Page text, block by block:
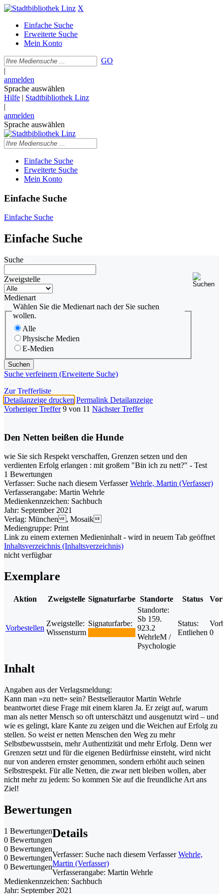
X
Einfache Suche
Erweiterte Suche
Mein Konto
GO
|
anmelden
Sprache auswählen
Hilfe | Stadtbibliothek Linz
|
anmelden
Sprache auswählen
Einfache Suche
Erweiterte Suche
Mein Konto
Einfache Suche
Einfache Suche
Einfache Suche
Suche
Zweigstelle
Medienart
Wählen Sie die Medienart nach der Sie suchen
wollen.
Alle
Physische Medien
E-Medien
Suche verfeinern (Erweiterte Suche)
Zur Trefferliste
Detailanzeige drucken Permalink Detailanzeige
Vorheriger Treffer 9 von 11 Nächster Treffer
Den Netten beißen die Hunde
wie Sie sich Respekt verschaffen, Grenzen setzen und den
verdienten Erfolg erlangen : mit großem "Bin ich zu nett?" - Test
1 Bewertungen
Verfasser: Suche nach diesem Verfasser Wehrle, Martin (Verfasser)
Verfasserangabe: Martin Wehrle
Medienkennzeichen: Sachbuch
Jahr: September 2021
Verlag: München, Mosaik
Mediengruppe: Print
Link zu einem externen Medieninhalt - wird in neuem Tab geöffnet
Inhaltsverzeichnis (Inhaltsverzeichnis)
nicht verfügbar
Exemplare
Aktion Zweigstelle Signaturfarbe Standorte Status
Vorbestellen
Zweigstelle:
Wissensturm
Signaturfarbe:
Standorte:
Sb 159.
923.2
WehrleM /
Psychologie
Status:
Entliehen 0
Inhalt
Angaben aus der Verlagsmeldung:
Kann man »zu nett« sein? Bestsellerautor Martin Wehrle
beantwortet diese Frage mit einem klaren Ja. Er zeigt auf, warum
man als netter Mensch so oft unterschätzt und ausgenutzt wird – und
wie es gelingt, klare Kante zu zeigen und die Weichen auf Erfolg zu
stellen. So weist er netten Menschen den Weg zu mehr
Selbstbewusstsein, mehr Authentizität und mehr Erfolg. Denn wer
Grenzen setzt und für die eigenen Bedürfnisse einsteht, wird nicht
nur von anderen ernster genommen, sondern erhöht auch seinen
Selbstrespekt. Für alle Netten, die zwar nett bleiben wollen, aber
nicht mehr zu jedem: So kommen Sie auf die freundliche Art ans
Ziel!
Bewertungen
1 Bewertungen
0 Bewertungen
0 Bewertungen
0 Bewertungen
0 Bewertungen
Details
Verfasser: Suche nach diesem Verfasser Wehrle,
Martin (Verfasser)
Verfasserangabe: Martin Wehrle
Medienkennzeichen: Sachbuch
Jahr: September 2021